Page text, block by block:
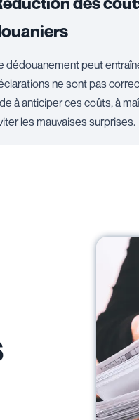
dédouanement peut
ne sont pas
à anticiper ces coûts, à
les mauvaises surprises.